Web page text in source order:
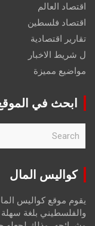
اقتصاد العالم
اقتصاد فلسطين
تقارير اقتصادية
ل شريط الاخبار
مواضيع مميزة
ابحث في
r
كواليس المال
يقوم موقع كواليس
والفلسطيني بلغة